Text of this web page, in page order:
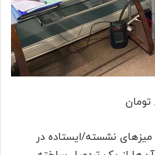
میزهای نشسته/ایستاده در